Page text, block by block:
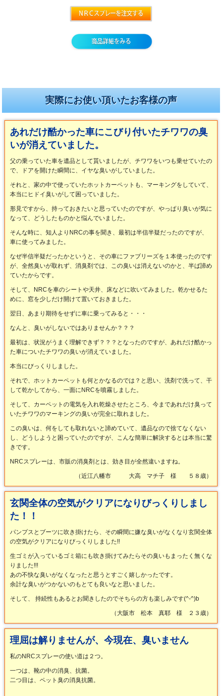
実際にお使い頂いたお客様の声
あれだけ酷かった車にこびり付いたチワワの臭
いが消えていました。
父の乗っていた車を遺品として貰いましたが、チワワをいつも乗せていたの
で、ドアを開けた瞬間に、イヤな臭いがしていました。
それと、家の中で使っていたホットカーペットも、マーキングをしていて、
本当にヒドイ臭いがして困っていました。
形見ですから、持っておきたいと思っていたのですが、やっぱり臭いが気に
なって、どうしたものかと悩んでいました。
そんな時に、知人よりNRCの事を聞き、最初は半信半疑だったのですが、
車に使ってみました。
なぜ半信半疑だったかというと、その車にファブリーズを１本使ったのです
が、全然臭いが取れず、消臭剤では、この臭いは消えないのかと、半ば諦め
ていたからです。
そして、NRCを車のシートや天井、床などに吹いてみました。乾かせるた
めに、窓を少しだけ開けて置いておきました。
翌日、あまり期待をせずに車に乗ってみると・・・
なんと、臭いがしないではありませんか？？？
最初は、状況がうまく理解できず？？？となったのですが、あれだけ酷かっ
た車についたチワワの臭いが消えていました。
本当にびっくりしました。
それで、ホットカーペットも何とかなるのでは？と思い、洗剤で洗って、干
して乾かしてから、一面にNRCを噴霧しました。
そして、カーペットの電気を入れ乾燥させたところ、今まであれだけ臭って
いたチワワのマーキングの臭いが完全に取れました。
この臭いは、何をしても取れないと諦めていて、遺品なので捨てなくない
し、どうしようと困っていたのですが、こんな簡単に解決するとは本当に驚
きです。
NRCスプレーは、市販の消臭剤とは、効き目が全然違いますね。
（近江八幡市 大高 マチ子 様 ５８歳）
玄関全体の空気がクリアになりびっくりしまし
た！！
パンプスとブーツに吹き掛けたら、その瞬間に嫌な臭いがなくなり玄関全体
の空気がクリアになりびっくりしました!!
生ゴミが入っているゴミ箱にも吹き掛けてみたらその臭いもまったく無くな
りました!!!
あの不快な臭いがなくなったと思うとすごく嬉しかったです。
余計な臭いがつかないのもとても良いなと思いました。
そして、 持続性もあるとお聞きしたのでそちらの方も楽しみです(^-^)b
（大阪市 松本 真耶 様 ２３歳）
理屈は解りませんが、今現在、臭いません
私のNRCスプレーの使い道は２つ。
一つは、靴の中の消臭、抗菌。
二つ目は、ペット臭の消臭抗菌。